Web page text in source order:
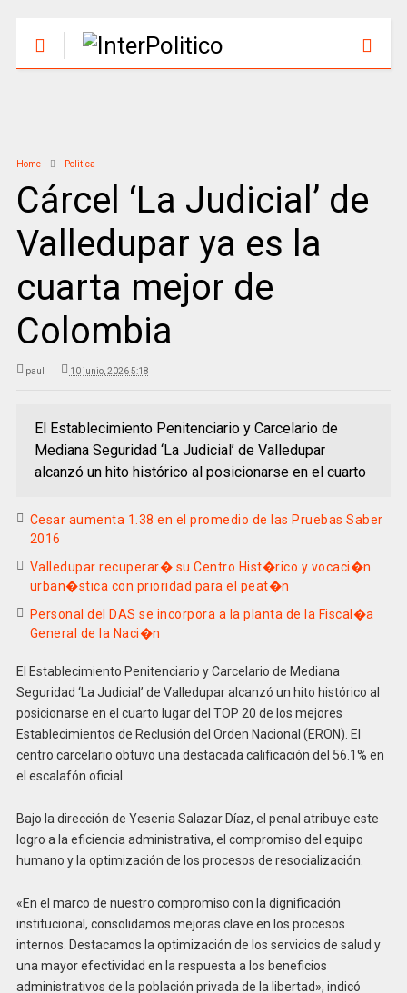
Home Politica
Cárcel ‘La Judicial’ de
Valledupar ya es la
cuarta mejor de
Colombia
paul 10 junio, 2026 5:18
El Establecimiento Penitenciario y Carcelario de
Mediana Seguridad ‘La Judicial’ de Valledupar
alcanzó un hito histórico al posicionarse en el cuarto
Cesar aumenta 1.38 en el promedio de las Pruebas Saber
2016
Valledupar recuperar� su Centro Hist�rico y vocaci�n
urban�stica con prioridad para el peat�n
Personal del DAS se incorpora a la planta de la Fiscal�a
General de la Naci�n
El Establecimiento Penitenciario y Carcelario de Mediana
Seguridad ‘La Judicial’ de Valledupar alcanzó un hito histórico al
posicionarse en el cuarto lugar del TOP 20 de los mejores
Establecimientos de Reclusión del Orden Nacional (ERON). El
centro carcelario obtuvo una destacada calificación del 56.1% en
el escalafón oficial.
Bajo la dirección de Yesenia Salazar Díaz, el penal atribuye este
logro a la eficiencia administrativa, el compromiso del equipo
humano y la optimización de los procesos de resocialización.
«En el marco de nuestro compromiso con la dignificación
institucional, consolidamos mejoras clave en los procesos
internos. Destacamos la optimización de los servicios de salud y
una mayor efectividad en la respuesta a los beneficios
administrativos de la población privada de la libertad», indicó